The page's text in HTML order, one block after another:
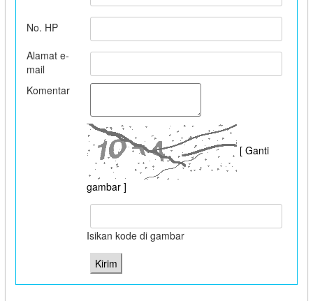
No. HP
Alamat e-
mail
Komentar
[ Ganti
gambar ]
Isikan kode di gambar